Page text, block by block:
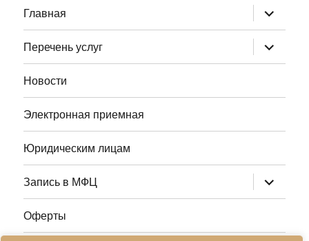
Главная раскрыть
дочернее
меню
Перечень услуг
раскрыть
дочернее
меню
Новости
Электронная приемная
Юридическим лицам
Запись в МФЦ раскрыть
дочернее
меню
Оферты